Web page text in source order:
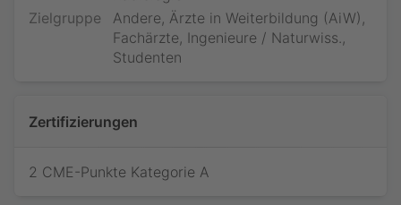
Zielgruppe
Andere, Ärzte in Weiterbildung (AiW),
Fachärzte, Ingenieure / Naturwiss.,
Studenten
Zertifizierungen
2 CME-Punkte Kategorie A